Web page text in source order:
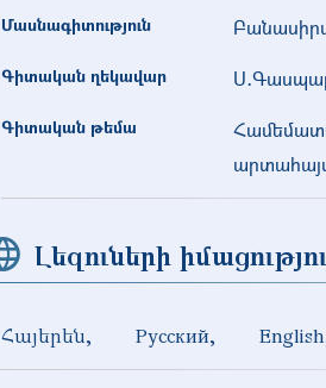
Մասնագիտություն
Գիտական ղեկավար
Գիտական թեմա
Լեզուների
Հայերեն Русский English